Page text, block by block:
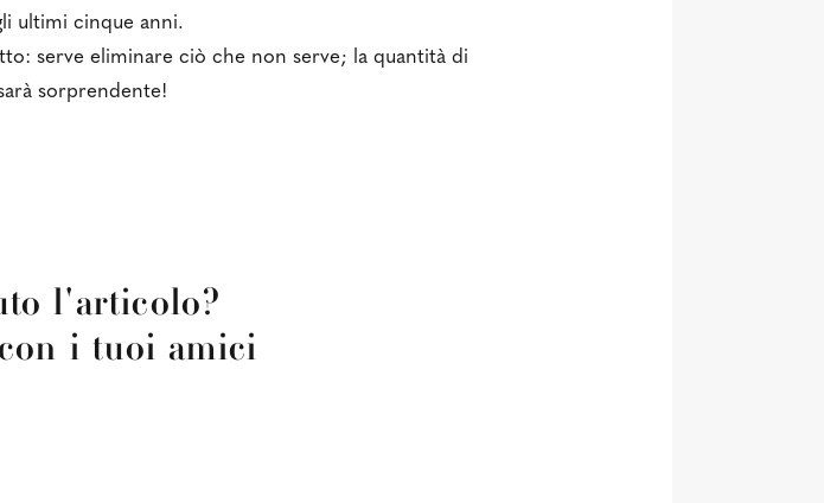
ultimi cinque anni.
serve eliminare ciò che non serve; la quantità di
sorprendente!
l'articolo?
i tuoi amici